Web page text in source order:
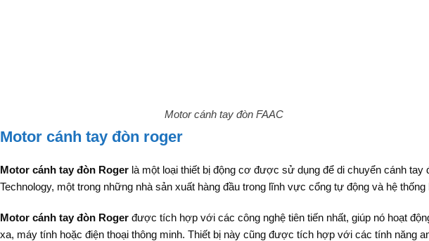
Motor cánh tay đòn FAAC
Motor cánh tay đòn roger
Motor cánh tay đòn Roger là một loại thiết bị động cơ được sử dụng để di chuyển cánh
Technology, một trong những nhà sản xuất hàng đầu trong lĩnh vực cổng tự động và hệ
Motor cánh tay đòn Roger được tích hợp với các công nghệ tiên tiến nhất, giúp nó hoạt
xa, máy tính hoặc điện thoại thông minh. Thiết bị này cũng được tích hợp với các tính năng